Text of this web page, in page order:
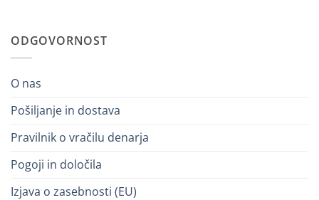
ODGOVORNOST
O nas
Pošiljanje in dostava
Pravilnik o vračilu denarja
Pogoji in določila
Izjava o zasebnosti (EU)